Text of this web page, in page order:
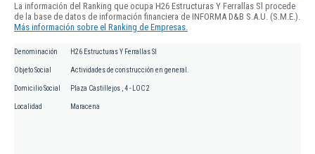
La información del Ranking que ocupa H26 Estructuras Y Ferrallas Sl procede
de la base de datos de información financiera de INFORMA D&B S.A.U. (S.M.E.).
Más información sobre el Ranking de Empresas.
Denominación H26 Estructuras Y Ferrallas Sl
Objeto Social Actividades de construcción en general.
Domicilio Social Plaza Castillejos , 4 - LOC 2
Localidad Maracena